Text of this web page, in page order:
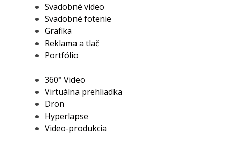
Svadobné video
Svadobné fotenie
Grafika
Reklama a tlač
Portfólio
360° Video
Virtuálna prehliadka
Dron
Hyperlapse
Video-produkcia